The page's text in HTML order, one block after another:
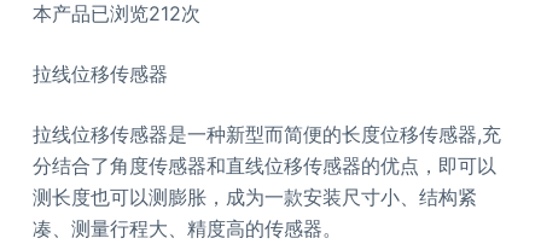
本产品已浏览212次
拉线位移传感器
拉线位移传感器是一种新型而简便的长度位移传感器,充
分结合了角度传感器和直线位移传感器的优点，即可以
测长度也可以测膨胀，成为一款安装尺寸小、结构紧
凑、测量行程大、精度高的传感器。